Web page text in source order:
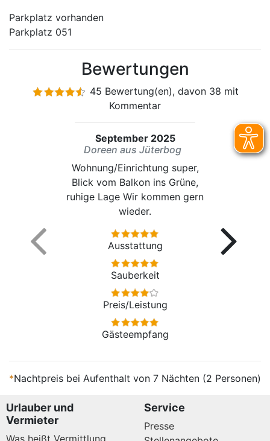
Parkplatz vorhanden
Parkplatz 051
Bewertungen
45 Bewertung(en), davon 38 mit
Kommentar
September 2025
Doreen aus Jüterbog
Wohnung/Einrichtung super,
Blick vom Balkon ins Grüne,
ruhige Lage Wir kommen gern
wieder.
Ausstattung
Sauberkeit
Preis/Leistung
Gästeempfang
*Nachtpreis bei Aufenthalt von 7 Nächten (2 Personen)
Urlauber und
Vermieter
Was heißt Vermittlung
Service
Presse